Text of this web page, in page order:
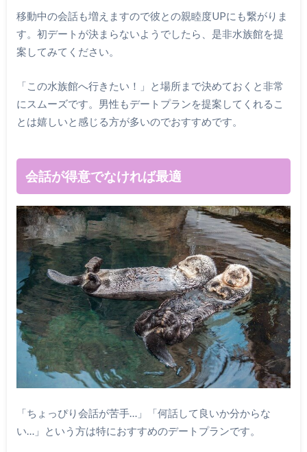
移動中の会話も増えますので彼との親睦度UPにも繋がりま
す。初デートが決まらないようでしたら、是非水族館を提
案してみてください。
「この水族館へ行きたい！」と場所まで決めておくと非常
にスムーズです。男性もデートプランを提案してくれるこ
とは嬉しいと感じる方が多いのでおすすめです。
会話が得意でなければ最適
「ちょっぴり会話が苦手…」「何話して良いか分からな
い…」という方は特におすすめのデートプランです。